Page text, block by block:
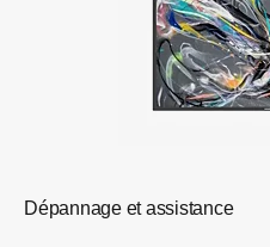
Dépannage et assistance